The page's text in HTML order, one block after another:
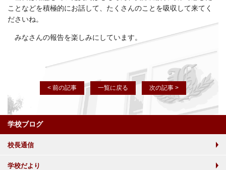
ことなどを積極的にお話して、たくさんのことを吸収して来てく
ださいね。
みなさんの報告を楽しみにしています。
< 前の記事 一覧に戻る 次の記事 >
学校ブログ
校長通信
学校だより